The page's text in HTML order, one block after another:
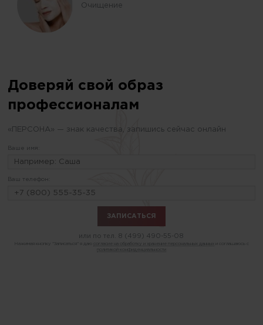
Очищение
Доверяй свой образ
профессионалам
«ПЕРСОНА» — знак качества, запишись сейчас онлайн
Ваше имя:
Ваш телефон:
или по тел. 8 (499) 490-55-08
Нажимая кнопку "Записаться" я даю согласие на обработку и хранение персональных данных
политикой конфиденциальности